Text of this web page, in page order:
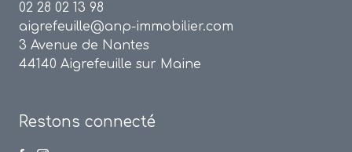
02 28 02 13 98
aigrefeuille@anp-immobilier.com
3 Avenue de Nantes
44140 Aigrefeuille sur Maine
Restons connecté